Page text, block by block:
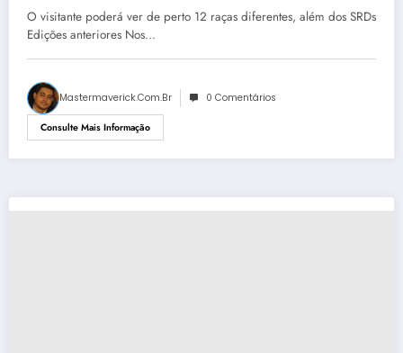
O visitante poderá ver de perto 12 raças diferentes, além dos SRDs
Edições anteriores Nos…
Mastermaverick.com.br 0 Comentários
Consulte Mais Informação